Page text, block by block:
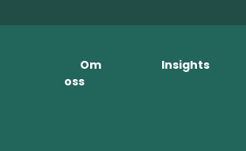
Om
oss
Insights